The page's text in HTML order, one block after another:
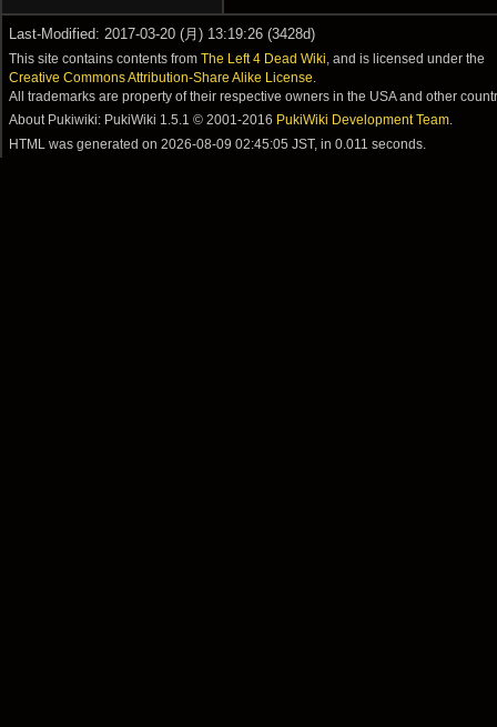
Last-Modified: 2017-03-20 (月) 13:19:26 (3428d)
This site contains contents fromThe Left 4 Dead Wiki , and is licensed under the
Creative Commons Attribution-Share Alike License
All trademarks are property of their respective owners in the USA and other
About Pukiwiki: PukiWiki 1.5.1 © 2001-2016 PukiWiki Development Team
HTML was generated on2026-08-09 02:45:05 JST , in 0.011 seconds.